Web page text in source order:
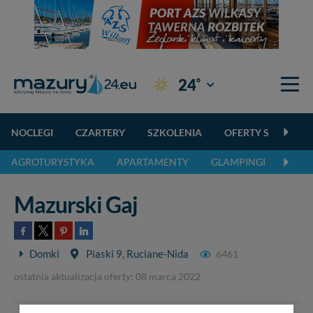
24° Giżycko
NOCLEGI CZARTERY SZKOLENIA OFERTY
AGROTURYSTYKA APARTAMENTY GLAMPINGI
Mazurski Gaj
Domki Piaski 9, Ruciane-Nida
6461
ostatnia aktualizacja oferty: 08 marca 2022